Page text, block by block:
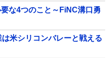
な4つのこと～FiNC溝口勇
米シリコンバレーと戦える